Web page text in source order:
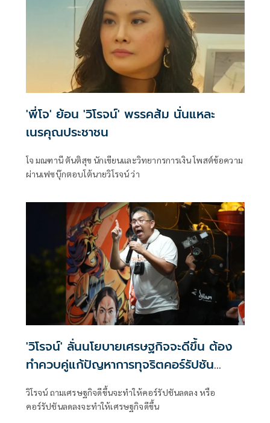
'พี่โจ' ย้อน 'วิโรจน์' พรรคส้ม นั่นแหละ
เนรคุณประชาชน
โจ มณฑานี ตันติสุข นักเขียนและวิทยากรการเงิน โพสต์ข้อความ
ผ่านเฟซบุ๊กตอบโต้นายวิโรจน์ ว่า
'วิโรจน์' ลั่นนโยบายเศรษฐกิจจะดีขึ้น ต้อง
ทำควบคู่แก้ปัญหาการทุจริตคอร์รัปชัน
วิโรจน์ ถามเศรษฐกิจดีขึ้นจะทำให้คอร์รัปชันลดลง หรือ
คอร์รัปชันลดลงจะทำให้เศรษฐกิจดีขึ้น